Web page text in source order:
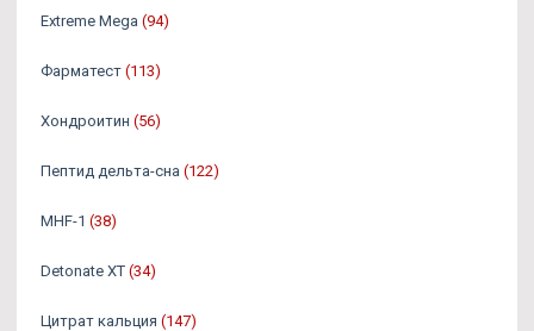
Extreme Mega (94)
Фарматест (113)
Хондроитин (56)
Пептид дельта-сна (122)
MHF-1 (38)
Detonate XT (34)
Цитрат кальция (147)